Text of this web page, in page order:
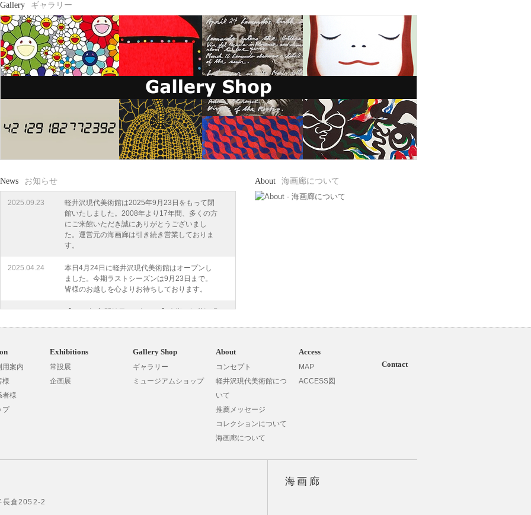
Gallery ギャラリー
News お知らせ
2025.09.23
軽井沢現代美術館は2025年9月23日をもって閉
館いたしました。2008年より17年間、多くの方
にご来館いただき誠にありがとうございまし
た。運営元の海画廊は引き続き営業しておりま
す。
2025.04.24
本日4月24日に軽井沢現代美術館はオープンし
ました。今期ラストシーズンは9月23日まで。
皆様のお越しを心よりお待ちしております。
2025.03.21
【2025年度 開館日のお知らせ】今期の軽井沢現
今期の開館期間は終了いたしました。たくさん
のお客様にご来館いただき、誠にありがとうご
ざいました。来期も皆さまにお会いできること
2024.04.26
【2024年度開館日のお知らせ】軽井沢現代美術
About 海画廊について
用案内
様
者様
プ
Exhibitions
常設展
企画展
Gallery Shop
ギャラリー
ミュージアムショップ
About
コンセプト
軽井沢現代美術館につ
いて
推薦メッセージ
コレクションについて
海画廊について
Access
MAP
ACCESS図
Contact
倉2052-2
海画廊